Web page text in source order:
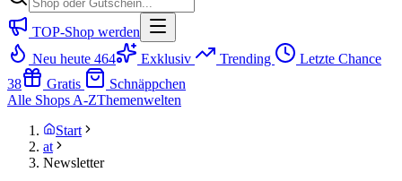
TOP-Shop werden
Neu heute 464 Exklusiv Trending
Letzte Chance
38
Gratis
Schnäppchen
Alle Shops A-ZThemenwelten
Start
at
Newsletter